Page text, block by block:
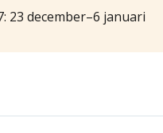
23 december–6 januari